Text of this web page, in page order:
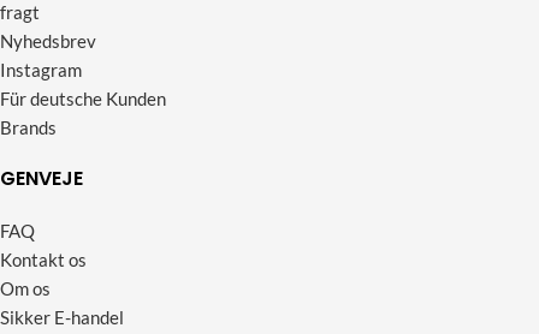
fragt
Nyhedsbrev
Instagram
Für deutsche Kunden
Brands
GENVEJE
FAQ
Kontakt os
Om os
Sikker E-handel